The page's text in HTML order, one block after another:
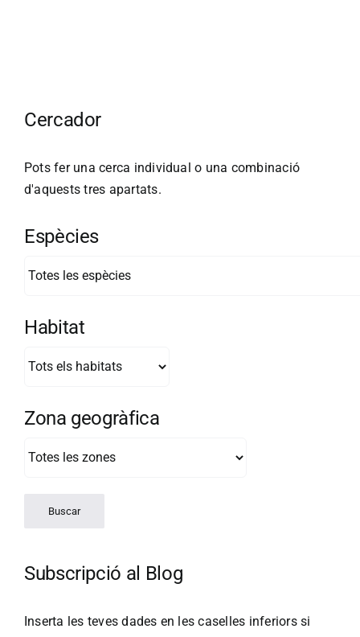
Cercador
Pots fer una cerca individual o una combinació
d'aquests tres apartats.
Espècies
Habitat
Zona geogràfica
Subscripció al Blog
Inserta les teves dades en les caselles inferiors si